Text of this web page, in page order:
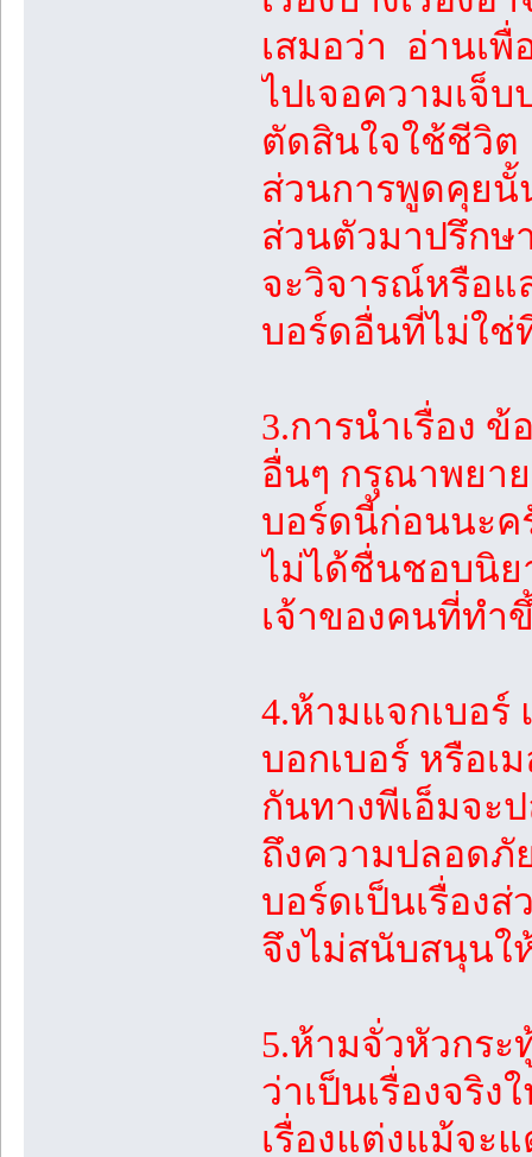
เสมอว่า อ่านเ
ไปเจอความเจ็
ตัดสินใจใช้ชีวิต
ส่วนการพูดคุยนั้
ส่วนตัวมาปรึกษ
จะวิจารณ์หรือแ
บอร์ดอื่นที่ไม่ใช่
3.การนำเรื่อง
อื่นๆ กรุณาพยาย
บอร์ดนี้ก่อนนะค
ไม่ได้ชื่นชอบนิย
เจ้าของคนที่ทำ
4.ห้ามแจกเบอร์
บอกเบอร์ หรือ
กันทางพีเอ็มจะ
ถึงความปลอดภั
บอร์ดเป็นเรื่อง
จึงไม่สนับสนุนใ
5.ห้ามจั่วหัวกระ
ว่าเป็นเรื่องจริ
เรื่องแต่งแม้จะ